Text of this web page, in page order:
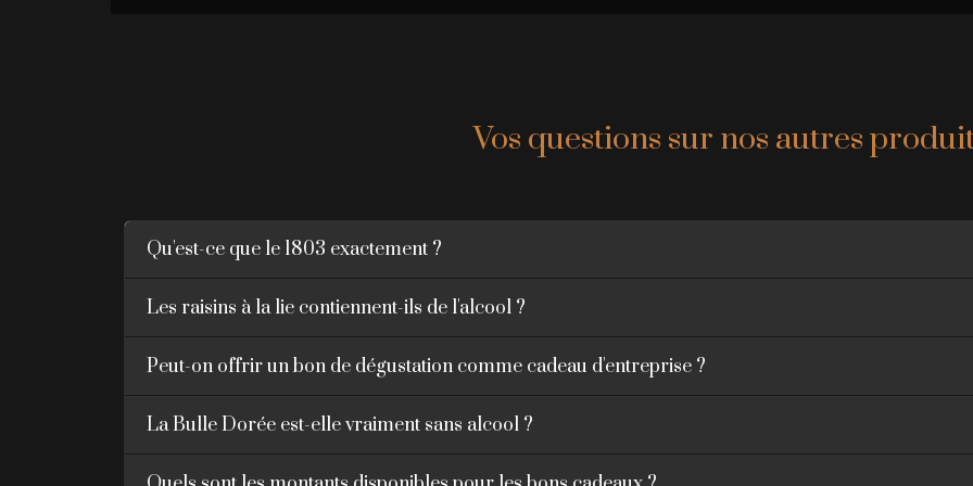
Vos questions sur nos autres
Qu'est-ce que le 1803 exactement ?
Les raisins à la lie contiennent-ils de l'alcool ?
Peut-on offrir un bon de dégustation comme cadeau d'entreprise ?
La Bulle Dorée est-elle vraiment sans alcool ?